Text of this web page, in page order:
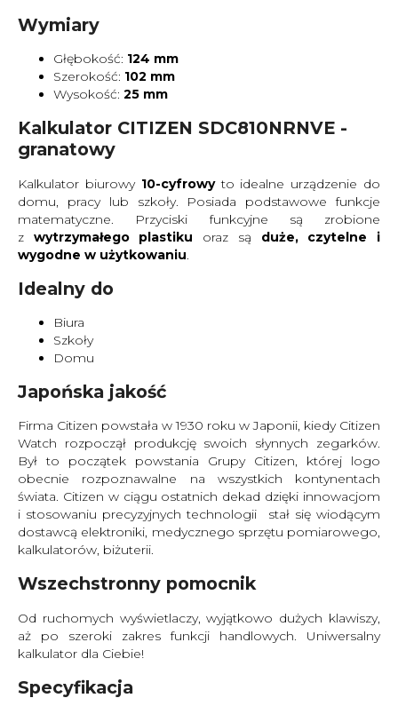
Wymiary
Głębokość: 124 mm
Szerokość: 102 mm
Wysokość: 25 mm
Kalkulator CITIZEN SDC810NRNVE -
granatowy
Kalkulator biurowy 10-cyfrowyto idealne urządzenie do
domu, pracy lub szkoły. Posiada podstawowe funkcje
matematyczne. Przyciski funkcyjne są zrobione
z wytrzymałego plastiku oraz są duże, czytelne i
wygodne w użytkowaniu
Idealny do
Biura
Szkoły
Domu
Japońska jakość
Firma Citizen powstała w 1930 roku w Japonii, kiedy Citizen
Watch rozpoczął produkcję swoich słynnych zegarków.
Był to początek powstania Grupy Citizen, której logo
obecnie rozpoznawalne na wszystkich kontynentach
świata. Citizen w ciągu ostatnich dekad dzięki innowacjom
i stosowaniu precyzyjnych technologii stał się wiodącym
dostawcą elektroniki, medycznego sprzętu pomiarowego,
kalkulatorów, biżuterii.
Wszechstronny pomocnik
Od ruchomych wyświetlaczy, wyjątkowo dużych klawiszy,
aż po szeroki zakres funkcji handlowych. Uniwersalny
kalkulator dla Ciebie!
Specyfikacja